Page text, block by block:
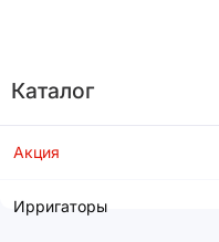
Каталог
Акция
Ирригаторы